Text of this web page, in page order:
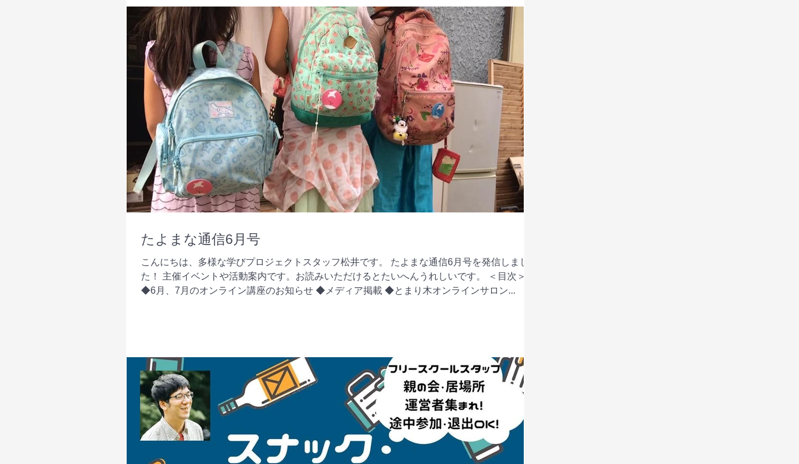
たよまな通信6月号
こんにちは、多様な学びプロジェクトスタッフ松井です。 たよまな通信6月号を発信しまし
た！ 主催イベントや活動案内です。お読みいただけるとたいへんうれしいです。 ＜目次＞
◆6月、7月のオンライン講座のお知らせ ◆メディア掲載 ◆とまり木オンラインサロン...